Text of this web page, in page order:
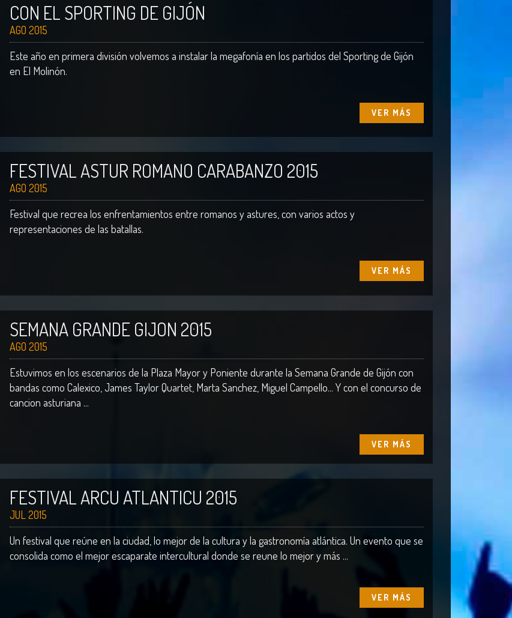
CON EL SPORTING DE GIJÓN
AGO 2015
Este año en primera división volvemos a instalar la megafonía en los partidos del Sporting de Gijón
en El Molinón.
VER MÁS
FESTIVAL ASTUR ROMANO CARABANZO 2015
AGO 2015
Festival que recrea los enfrentamientos entre romanos y astures, con varios actos y
representaciones de las batallas.
VER MÁS
SEMANA GRANDE GIJON 2015
AGO 2015
Estuvimos en los escenarios de la Plaza Mayor y Poniente durante la Semana Grande de Gijón con
bandas como Calexico, James Taylor Quartet, Marta Sanchez, Miguel Campello... Y con el concurso de
cancion asturiana ...
VER MÁS
FESTIVAL ARCU ATLANTICU 2015
JUL 2015
Un festival que reúne en la ciudad, lo mejor de la cultura y la gastronomía atlántica. Un evento que se
consolida como el mejor escaparate intercultural donde se reune lo mejor y más ...
VER MÁS